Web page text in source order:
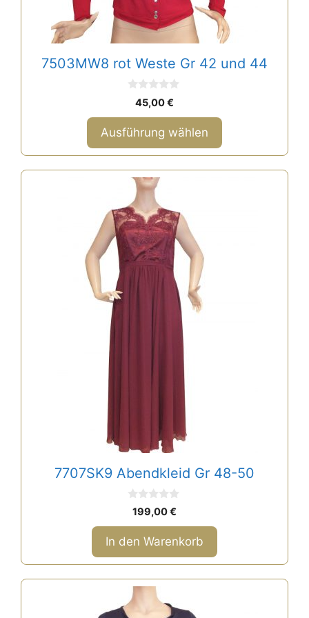
7503MW8 rot Weste Gr 42 und 44
o
n
5
45,00€
Ausführung wählen
Optionen
können
der
7707SK9 Abendkleid Gr 48-50
0
o
n
5
199,00€
In den Warenkorb